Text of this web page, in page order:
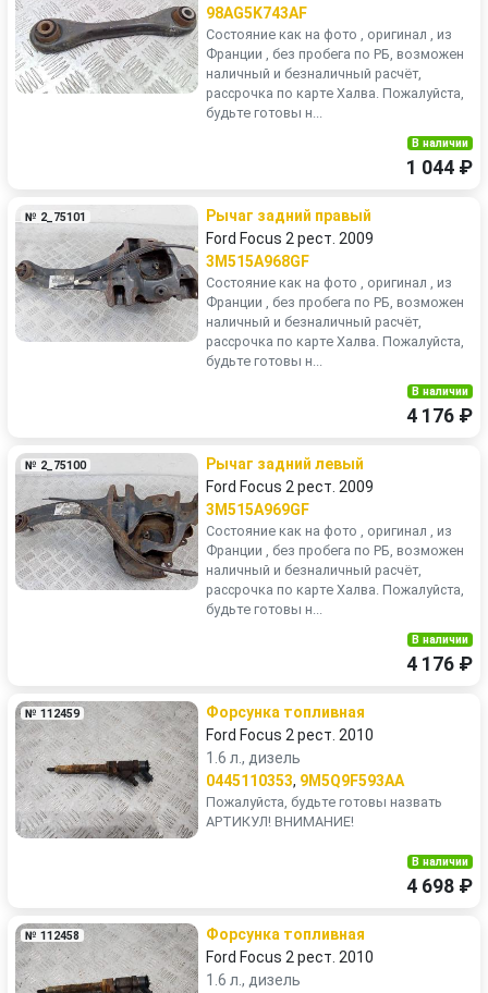
98AG5K743AF
Состояние как на фото , оригинал , из
Франции , без пробега по РБ, возможен
наличный и безналичный расчёт,
рассрочка по карте Халва. Пожалуйста,
будьте готовы н...
В наличии
1 044 ₽
№ 2_75101
Рычаг задний правый
Ford Focus 2 рест. 2009
3M515A968GF
Состояние как на фото , оригинал , из
Франции , без пробега по РБ, возможен
наличный и безналичный расчёт,
рассрочка по карте Халва. Пожалуйста,
будьте готовы н...
В наличии
4 176 ₽
№ 2_75100
Рычаг задний левый
Ford Focus 2 рест. 2009
3M515A969GF
Состояние как на фото , оригинал , из
Франции , без пробега по РБ, возможен
наличный и безналичный расчёт,
рассрочка по карте Халва. Пожалуйста,
будьте готовы н...
В наличии
4 176 ₽
№ 112459
Форсунка топливная
Ford Focus 2 рест. 2010
1.6 л., дизель
0445110353, 9M5Q9F593AA
Пожалуйста, будьте готовы назвать
АРТИКУЛ! ВНИМАНИЕ!
В наличии
4 698 ₽
№ 112458
Форсунка топливная
Ford Focus 2 рест. 2010
1.6 л., дизель